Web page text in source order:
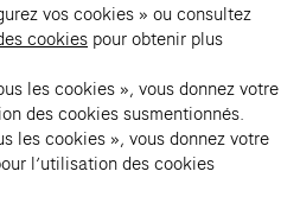
→
vous acceptez notre politique de
un nouvel onglet)
un nouvel onglet)
un nouvel onglet)
dans un nouvel onglet)
dans un nouvel onglet)
dans un nouvel onglet)
& Culture (s’ouvre dans un
Fondation Cartier pour l’art
vos cookies » ou consultez
cookies pour obtenir plus
les cookies », vous donnez votre
des cookies susmentionnés.
les cookies », vous donnez votre
l’utilisation des cookies